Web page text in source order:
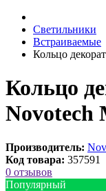
Светильники
Встраиваемые
Кольцо
Кольцо
Novotech
Производитель:
Код товара: 357591
0 отзывов
Популярный